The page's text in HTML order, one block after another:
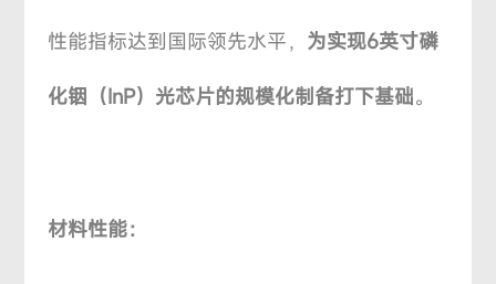
性能指标达到国际领先水平， 为实现6英寸磷
化铟（InP）光芯片的规模化制备打下基础。
材料性能：